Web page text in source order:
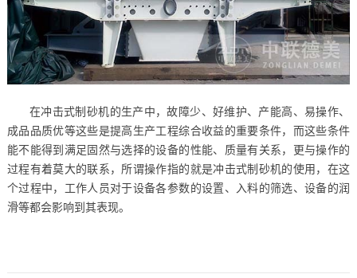
在冲击式制砂机的生产中，故障少、好维护、产能高、易操作、
成品品质优等这些是提高生产工程综合收益的重要条件，而这些条件
能不能得到满足固然与选择的设备的性能、质量有关系，更与操作的
过程有着莫大的联系，所谓操作指的就是冲击式制砂机的使用，在这
个过程中，工作人员对于设备各参数的设置、入料的筛选、设备的润
滑等都会影响到其表现。